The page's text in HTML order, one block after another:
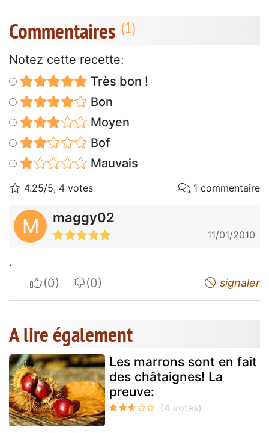
Commentaires
Notez cette recette:
Très bon !
Bon
Moyen
Bof
Mauvais
4.25/5, 4 votes 1 commentaire
M maggy02
11/01/2010
.
I apreciateI do not appreciate signaler
A lire également
Les marrons sont en fait
des châtaignes! La
preuve: